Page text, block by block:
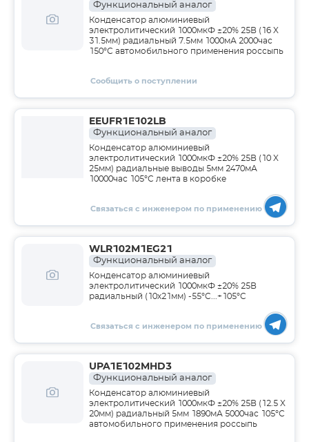
Функциональный аналог
Конденсатор алюминиевый
электролитический 1000мкФ ±20% 25В (16 X
31.5мм) радиальный 7.5мм 1000мА 2000час
150°С автомобильного применения россыпь
Сообщить о поступлении
EEUFR1E102LB
Функциональный аналог
Конденсатор алюминиевый
электролитический 1000мкФ ±20% 25В (10 X
25мм) радиальные выводы 5мм 2470мА
10000час 105°С лента в коробке
Связаться с инженером по применению
WLR102M1EG21
Функциональный аналог
Конденсатор алюминиевый
электролитический 1000мкФ ±20% 25В
радиальный (10х21мм) -55°C...+105°C
Связаться с инженером по применению
UPA1E102MHD3
Функциональный аналог
Конденсатор алюминиевый
электролитический 1000мкФ ±20% 25В (12.5 X
20мм) радиальный 5мм 1890мА 5000час 105°С
автомобильного применения россыпь